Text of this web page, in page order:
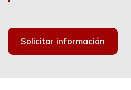
Solicitar información